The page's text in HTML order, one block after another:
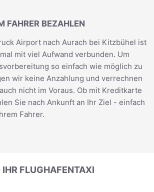
FAHRER BEZAHLEN
Airport nach Aurach bei Kitzbühel ist
mit viel Aufwand verbunden. Um
so einfach wie möglich zu
wir keine Anzahlung und verrechnen
nicht im Voraus. Ob mit Kreditkarte
Sie nach Ankunft an Ihr Ziel - einfach
Fahrer.
FLUGHAFENTAXI